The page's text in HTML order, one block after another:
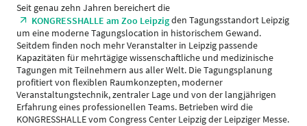
Seit genau zehn Jahren bereichert die
KONGRESSHALLE am Zoo Leipzigden Tagungsstandort Leipzig
um eine moderne Tagungslocation in historischem Gewand.
Seitdem finden noch mehr Veranstalter in Leipzig passende
Kapazitäten für mehrtägige wissenschaftliche und medizinische
Tagungen mit Teilnehmern aus aller Welt. Die Tagungsplanung
profitiert von flexiblen Raumkonzepten, moderner
Veranstaltungstechnik, zentraler Lage und von der langjährigen
Erfahrung eines professionellen Teams. Betrieben wird die
KONGRESSHALLE vom Congress Center Leipzig der Leipziger Messe.